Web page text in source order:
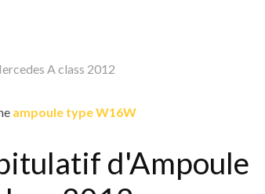
A class 2012
ampoule type W16W
d'Ampoule